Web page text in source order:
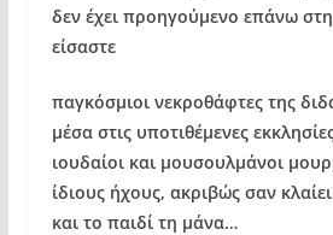
δεν έχει προηγούμενο επάνω
είσαστε
παγκόσμιοι νεκροθάφτες της
μέσα στις υποτιθέμενες
ιουδαίοι και μουσουλμάνοι
ίδιους ήχους, ακριβώς σαν
και το παιδί τη μάνα…